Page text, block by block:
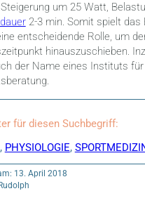
um 25 Watt,
2-3 min. Somit spielt das
entscheidende Rolle, um
hinauszuschieben.
der Name eines Instituts für
für diesen Suchbegriff:
, PHYSIOLOGIE,
13. April 2018